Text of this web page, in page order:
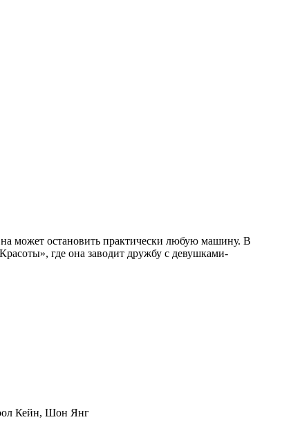
может остановить практически любую машину. В
где она заводит дружбу с девушками-
Кейн, Шон Янг